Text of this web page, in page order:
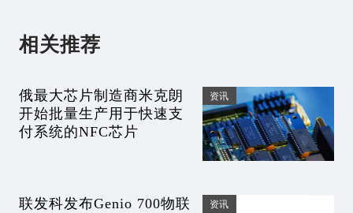
相关推荐
俄最大芯片制造商米克朗
开始批量生产用于快速支
付系统的NFC芯片
资讯
联发科发布Genio 700物联
资讯